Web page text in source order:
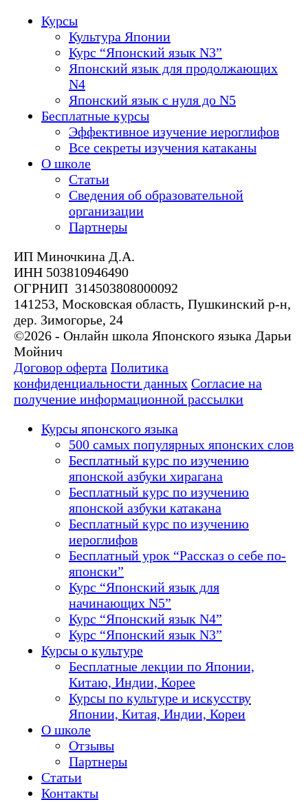
Курсы
Культура Японии
Курс “Японский язык N3”
Японский язык для продолжающих
N4
Японский язык с нуля до N5
Бесплатные курсы
Эффективное изучение иероглифов
Все секреты изучения катаканы
О школе
Статьи
Сведения об образовательной
организации
Партнеры
ИП Миночкина Д.А.
ИНН 503810946490
ОГРНИП 314503808000092
141253, Московская область, Пушкинский р-н,
дер. Зимогорье, 24
©2026 - Онлайн школа Японского языка Дарьи
Мойнич
Договор оферта Политика
конфиденциальности данных Согласие на
получение информационной рассылки
Курсы японского языка
500 самых популярных японских слов
Бесплатный курс по изучению
японской азбуки хирагана
Бесплатный курс по изучению
японской азбуки катакана
Бесплатный курс по изучению
иероглифов
Бесплатный урок “Рассказ о себе по-
японски”
Курс “Японский язык для
начинающих N5”
Курс “Японский язык N4”
Курс “Японский язык N3”
Курсы о культуре
Бесплатные лекции по Японии,
Китаю, Индии, Корее
Курсы по культуре и искусству
Японии, Китая, Индии, Кореи
О школе
Отзывы
Партнеры
Статьи
Контакты